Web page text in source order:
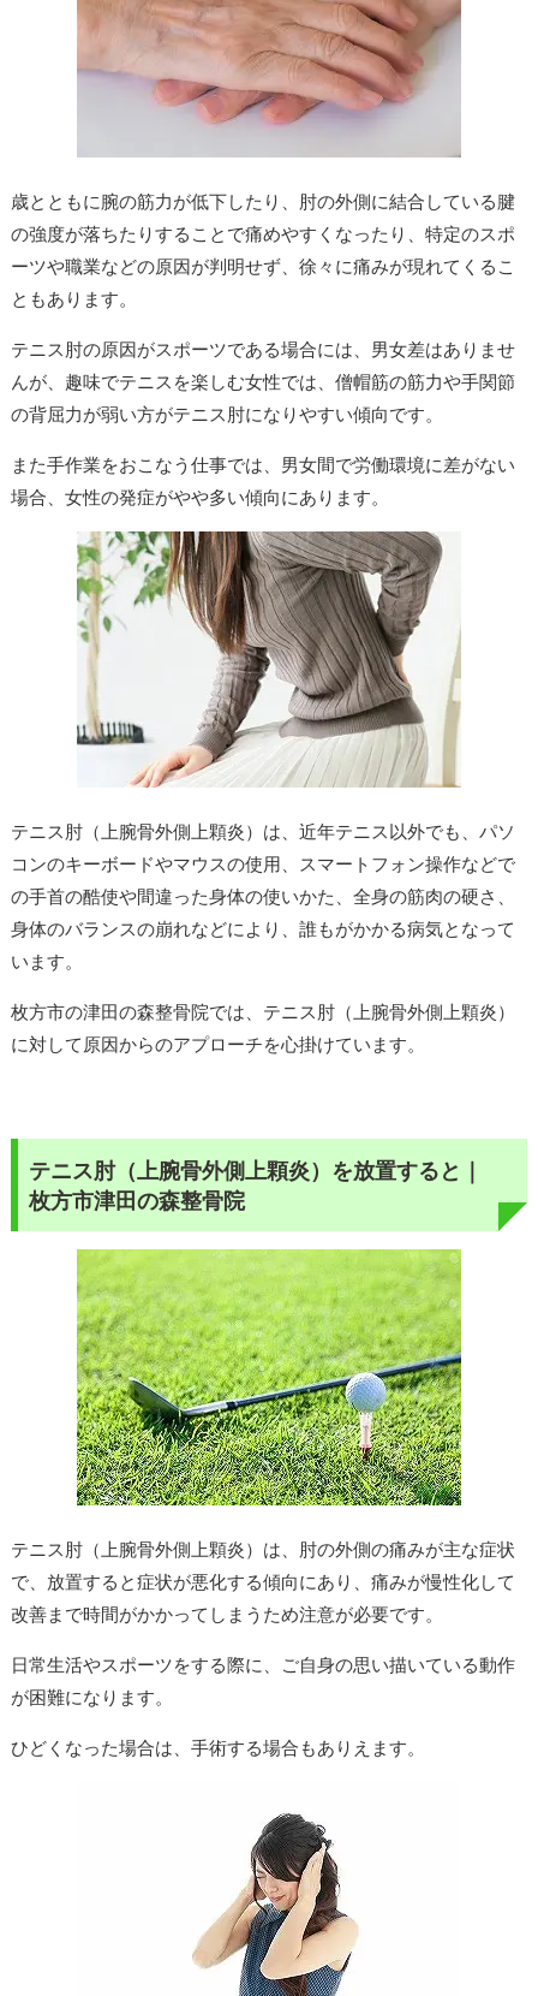
歳とともに腕の筋力が低下したり、肘の外側に結合している腱
の強度が落ちたりすることで痛めやすくなったり、特定のスポ
ーツや職業などの原因が判明せず、徐々に痛みが現れてくるこ
ともあります。
テニス肘の原因がスポーツである場合には、男女差はありませ
んが、趣味でテニスを楽しむ女性では、僧帽筋の筋力や手関節
の背屈力が弱い方がテニス肘になりやすい傾向です。
また手作業をおこなう仕事では、男女間で労働環境に差がない
場合、女性の発症がやや多い傾向にあります。
テニス肘（上腕骨外側上顆炎）は、近年テニス以外でも、パソ
コンのキーボードやマウスの使用、スマートフォン操作などで
の手首の酷使や間違った身体の使いかた、全身の筋肉の硬さ、
身体のバランスの崩れなどにより、誰もがかかる病気となって
います。
枚方市の津田の森整骨院では、テニス肘（上腕骨外側上顆炎）
に対して原因からのアプローチを心掛けています。
テニス肘（上腕骨外側上顆炎）を放置すると｜
枚方市津田の森整骨院
テニス肘（上腕骨外側上顆炎）は、肘の外側の痛みが主な症状
で、放置すると症状が悪化する傾向にあり、痛みが慢性化して
改善まで時間がかかってしまうため注意が必要です。
日常生活やスポーツをする際に、ご自身の思い描いている動作
が困難になります。
ひどくなった場合は、手術する場合もありえます。